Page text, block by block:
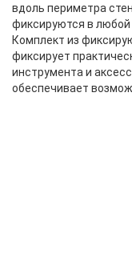
вдоль периметра
фиксируются в любой
Комплект из
фиксирует
инструмента и
обеспечивает